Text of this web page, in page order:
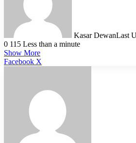
Kasar DewanLast
0 115 Less than a minute
Show More
Facebook X